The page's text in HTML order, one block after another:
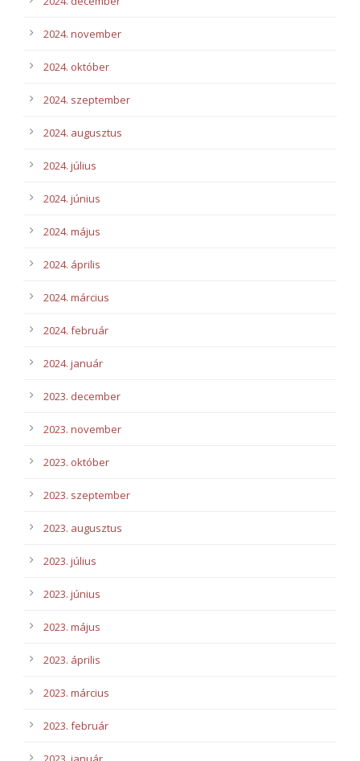
2024. november
2024. október
2024. szeptember
2024. augusztus
2024. július
2024. június
2024. május
2024. április
2024. március
2024. február
2024. január
2023. december
2023. november
2023. október
2023. szeptember
2023. augusztus
2023. július
2023. június
2023. május
2023. április
2023. március
2023. február